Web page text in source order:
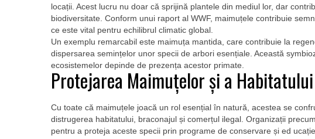
locații. Acest lucru nu doar că sprijină plantele din mediul lor, dar
biodiversitate. Conform unui raport al WWF, maimuțele contribuie
ce este vital pentru echilibrul climatic global.
Un exemplu remarcabil este maimuța mantida, care contribuie la
dispersarea semințelor unor specii de arbori esențiale. Această
ecosistemelor depinde de prezența acestor primate.
Protejarea Maimuțelor și a
Cu toate că maimuțele joacă un rol esențial în natură, acestea se
distrugerea habitatului, braconajul și comerțul ilegal. Organizații
pentru a proteja aceste specii prin programe de conservare și ed